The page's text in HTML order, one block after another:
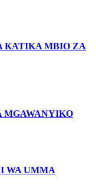
KATIKA MBIO ZA
MGAWANYIKO
WA UMMA